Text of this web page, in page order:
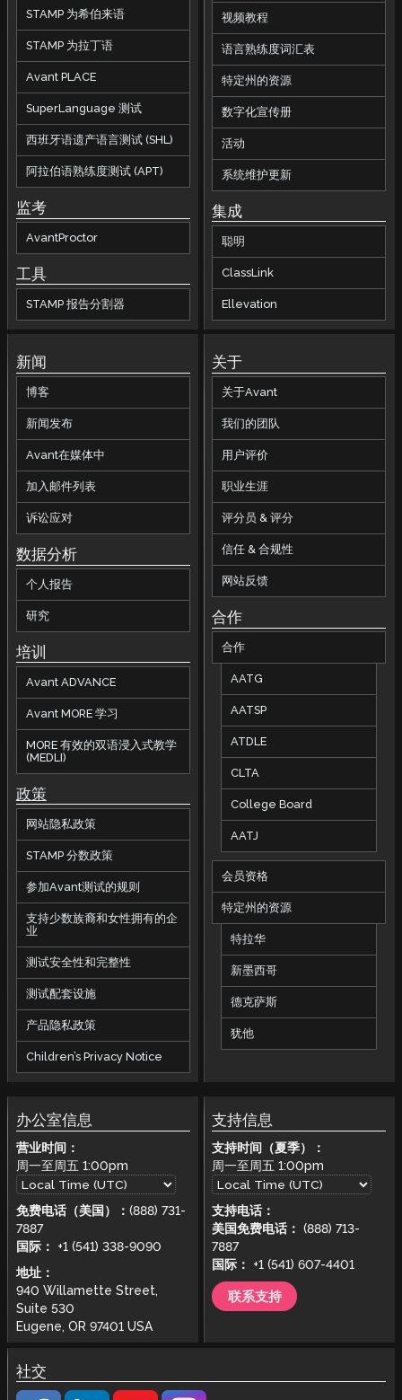
STAMP 为希伯来语
STAMP 为拉丁语
Avant PLACE
SuperLanguage 测试
西班牙语遗产语言测试 (SHL)
阿拉伯语熟练度测试 (APT)
监考
AvantProctor
工具
STAMP 报告分割器
视频教程
语言熟练度词汇表
特定州的资源
数字化宣传册
活动
系统维护更新
集成
聪明
ClassLink
Ellevation
新闻
博客
新闻发布
Avant在媒体中
加入邮件列表
诉讼应对
数据分析
个人报告
研究
培训
Avant ADVANCE
Avant MORE 学习
MORE 有效的双语浸入式教学
(MEDLI)
政策
网站隐私政策
STAMP 分数政策
参加Avant测试的规则
支持少数族裔和女性拥有的企
业
测试安全性和完整性
测试配套设施
产品隐私政策
Children’s Privacy Notice
关于
关于Avant
我们的团队
用户评价
职业生涯
评分员 & 评分
信任 & 合规性
网站反馈
合作
合作
AATG
AATSP
ATDLE
CLTA
College Board
AATJ
会员资格
特定州的资源
特拉华
新墨西哥
德克萨斯
犹他
办公室信息
营业时间：
周一至周五 1:00pm
免费电话（美国）： (888) 731-
7887
国际：
+1 (541) 338-9090
地址：
940 Willamette Street,
Suite 530
Eugene, OR 97401 USA
支持信息
支持时间（夏季）：
周一至周五1:00pm
支持电话：
美国免费电话： (888) 713-
7887
国际：
+1 (541) 607-4401
联系支持
社交